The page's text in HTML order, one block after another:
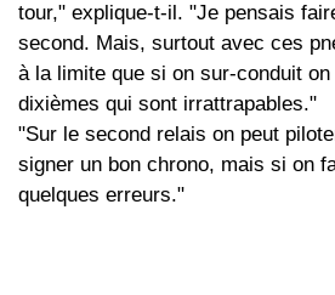
tour," explique-t-il. "Je pensais
second. Mais, surtout avec ces
à la limite que si on sur-conduit on
dixièmes qui sont irrattrapables."
"Sur le second relais on peut
signer un bon chrono, mais si on
quelques erreurs."